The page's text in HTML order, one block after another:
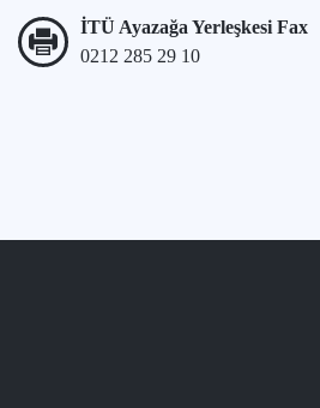
İTÜ Ayazağa Yerleşkesi Fax
0212 285 29 10